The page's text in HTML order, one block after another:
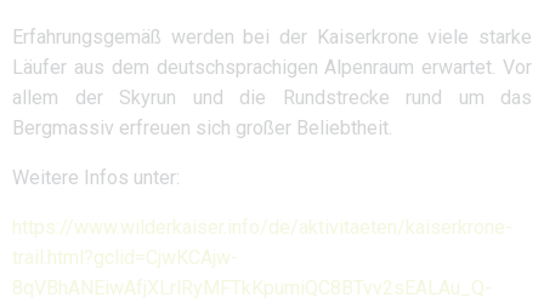
Erfahrungsgemäß werden bei der Kaiserkrone viele starke
Läufer aus dem deutschsprachigen Alpenraum erwartet. Vor
allem der Skyrun und die Rundstrecke rund um das
Bergmassiv erfreuen sich großer Beliebtheit.
Weitere Infos unter:
https://www.wilderkaiser.info/de/aktivitaeten/kaiserkrone-
trail.html?gclid=CjwKCAjw-
8qVBhANEiwAfjXLrlRyMFTkKpumiQC8BTvv2sEALAu_Q-